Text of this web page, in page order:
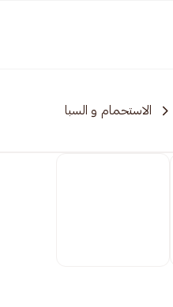
الاستحمام و السبا